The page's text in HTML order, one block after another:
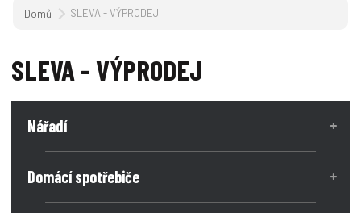
t
Úvodní strana
SLEVA - VÝPRODEJ
SLEVA - VÝPRODEJ
Nářadí
Domácí spotřebiče